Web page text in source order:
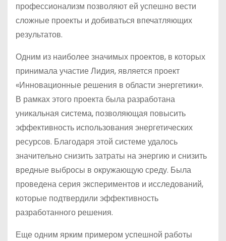
профессионализм позволяют ей успешно вести
сложные проекты и добиваться впечатляющих
результатов.
Одним из наиболее значимых проектов, в которых
принимала участие Лидия, является проект
«Инновационные решения в области энергетики».
В рамках этого проекта была разработана
уникальная система, позволяющая повысить
эффективность использования энергетических
ресурсов. Благодаря этой системе удалось
значительно снизить затраты на энергию и снизить
вредные выбросы в окружающую среду. Была
проведена серия экспериментов и исследований,
которые подтвердили эффективность
разработанного решения.
Еще одним ярким примером успешной работы